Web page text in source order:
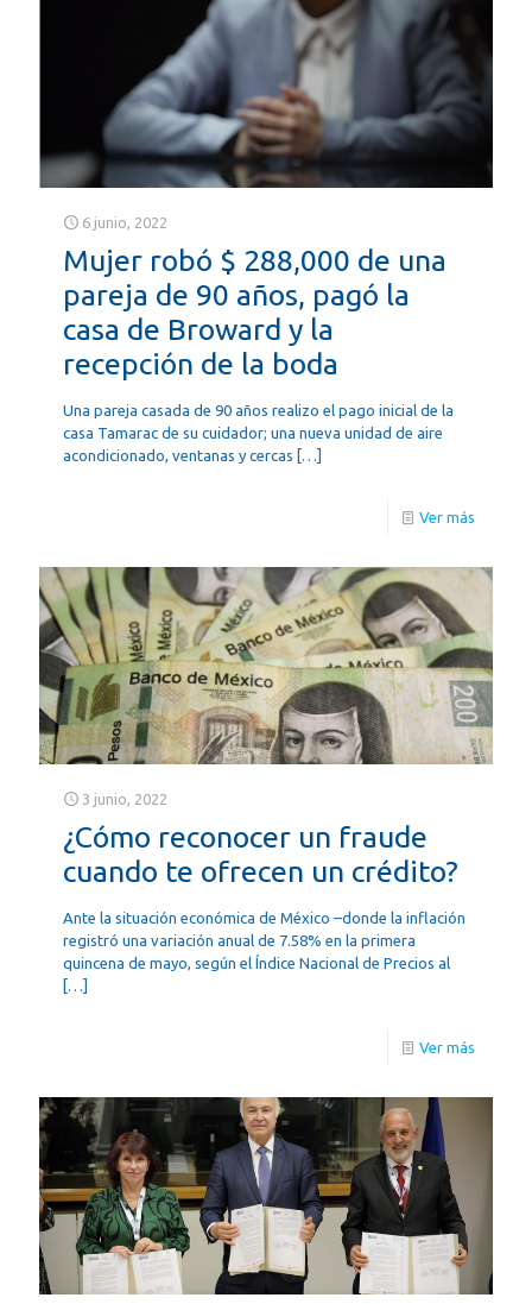
6 junio, 2022
Mujer robó $ 288,000 de una
pareja de 90 años, pagó la
casa de Broward y la
recepción de la boda
Una pareja casada de 90 años realizo el pago inicial de la
casa Tamarac de su cuidador; una nueva unidad de aire
acondicionado, ventanas y cercas […]
Ver más
3 junio, 2022
¿Cómo reconocer un fraude
cuando te ofrecen un crédito?
Ante la situación económica de México –donde la inflación
registró una variación anual de 7.58% en la primera
quincena de mayo, según el Índice Nacional de Precios al
[…]
Ver más